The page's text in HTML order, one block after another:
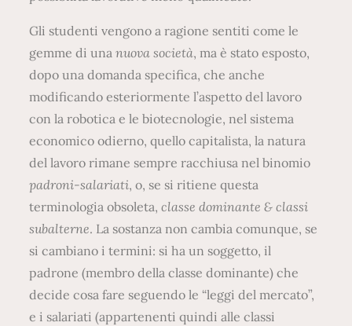
Gli studenti vengono a ragione sentiti come le
gemme di unanuova società, ma è stato esposto,
dopo una domanda specifica, che anche
modificando esteriormente l’aspetto del lavoro
con la robotica e le biotecnologie, nel sistema
economico odierno, quello capitalista, la natura
del lavoro rimane sempre racchiusa nel binomio
padroni-salariati, o, se si ritiene questa
terminologia obsoleta,classe dominante & classi
subalterne. La sostanza non cambia comunque, se
si cambiano i termini: si ha un soggetto, il
padrone (membro della classe dominante) che
decide cosa fare seguendo le “leggi del mercato”,
e i salariati (appartenenti quindi alle classi